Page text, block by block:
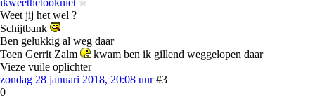
ikweethetookniet
Weet jij het wel ?
Schijtbank
Ben gelukkig al weg daar
Toen Gerrit Zalm
kwam ben ik gillend weggelopen daar
Vieze vuile oplichter
zondag 28 januari 2018, 20:08 uur #3
0